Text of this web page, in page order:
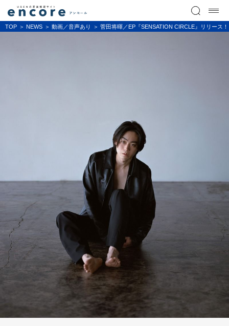
TOP NEWS 動画／音声あり 菅田将暉／EP『SENSATION CIRCLE』リリース